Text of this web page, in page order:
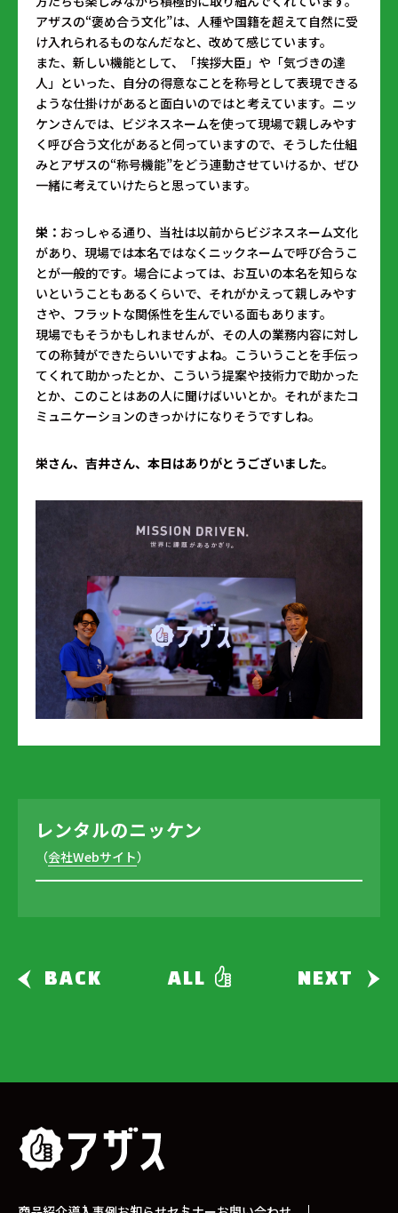
アザスの“褒め合う文化”は、人種や国籍を超えて自然に受
け入れられるものなんだなと、改めて感じています。
また、新しい機能として、「挨拶大臣」や「気づきの達
人」といった、自分の得意なことを称号として表現できる
ような仕掛けがあると面白いのではと考えています。ニッ
ケンさんでは、ビジネスネームを使って現場で親しみやす
く呼び合う文化があると伺っていますので、そうした仕組
みとアザスの“称号機能”をどう連動させていけるか、ぜひ
一緒に考えていけたらと思っています。
栄： おっしゃる通り、当社は以前からビジネスネーム文化
があり、現場では本名ではなくニックネームで呼び合うこ
とが一般的です。場合によっては、お互いの本名を知らな
いということもあるくらいで、それがかえって親しみやす
さや、フラットな関係性を生んでいる面もあります。
現場でもそうかもしれませんが、その人の業務内容に対し
ての称賛ができたらいいですよね。こういうことを手伝っ
てくれて助かったとか、こういう提案や技術力で助かった
とか、このことはあの人に聞けばいいとか。それがまたコ
ミュニケーションのきっかけになりそうですしね。
――栄さん、吉井さん、本日はありがとうございました。
レンタルのニッケン
（会社Webサイト）
BACK ALL NEXT